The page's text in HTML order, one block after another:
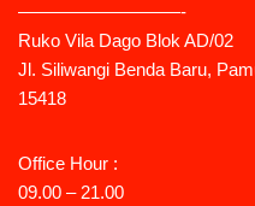
—————————-
Ruko Vila Dago Blok AD/02
Jl. Siliwangi Benda Baru,
15418
Office Hour :
09.00 – 21.00